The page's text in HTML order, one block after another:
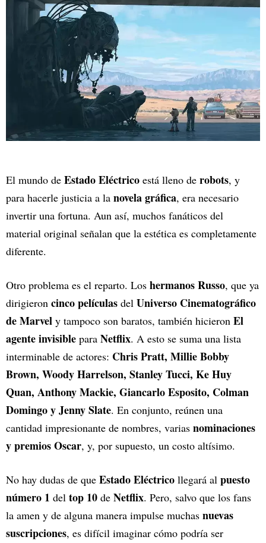
El mundo de Estado Eléctrico está lleno de robots, y
para hacerle justicia a la novela gráfica, era necesario
invertir una fortuna. Aun así, muchos fanáticos del
material original señalan que la estética es completamente
diferente.
Otro problema es el reparto. Los hermanos Russo, que ya
dirigieron cinco películas del Universo Cinematográfico
de Marvel y tampoco son baratos, también hicieron El
agente invisible para Netflix. A esto se suma una lista
interminable de actores: Chris Pratt, Millie Bobby
Brown, Woody Harrelson, Stanley Tucci, Ke Huy
Quan, Anthony Mackie, Giancarlo Esposito, Colman
Domingo y Jenny Slate. En conjunto, reúnen una
cantidad impresionante de nombres, varias nominaciones
y premios Oscar, y, por supuesto, un costo altísimo.
No hay dudas de que Estado Eléctrico llegará al puesto
número 1 del top 10 de Netflix. Pero, salvo que los fans
la amen y de alguna manera impulse muchas nuevas
suscripciones, es difícil imaginar cómo podría ser